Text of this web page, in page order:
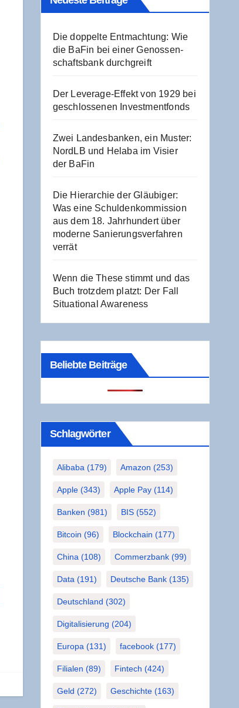
Die dop­pel­te Ent­mach­tung: Wie
die BaFin bei einer Genos­sen­
schafts­bank durchgreift
Der Levera­ge-Effekt von 1929 bei
geschlos­se­nen Investmentfonds
Zwei Lan­des­ban­ken, ein Mus­ter:
NordLB und Hela­ba im Visier
der BaFin
Die Hier­ar­chie der Gläu­bi­ger:
Was eine Schul­den­kom­mis­si­on
aus dem 18. Jahr­hun­dert über
moder­ne Sanie­rungs­ver­fah­ren
verrät
Wenn die The­se stimmt und das
Buch trotz­dem platzt: Der Fall
Situa­tio­nal Awareness
Beliebte Beiträge
Schlag­wör­ter
Alibaba (179) Amazon (253)
Apple(343) Apple Pay(114)
Banken (981) BIS(552)
Bitcoin (96) Blockchain (177)
China (108) Commerzbank(99)
Data (191) Deutsche Bank(135)
Deutschland (302)
Digitalisierung (204)
Europa (131) facebook(177)
Filialen (89) Fintech (424)
Geld (272) Geschichte(163)